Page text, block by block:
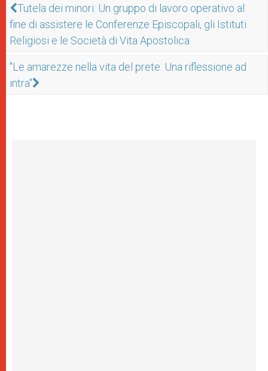
Tutela dei minori: Un gruppo di lavoro operativo al
fine di assistere le Conferenze Episcopali, gli Istituti
Religiosi e le Società di Vita Apostolica
"Le amarezze nella vita del prete. Una riflessione ad
intra"